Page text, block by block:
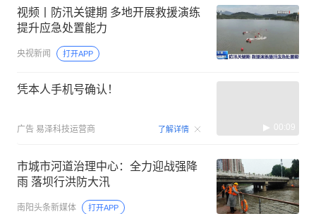
视频丨防汛关键期 多地开展救援演练
提升应急处置能力
央视新闻 打开APP
凭本人手机号确认！
广告 易泽科技运营商 了解详情 00:09
市城市河道治理中心：全力迎战强降
雨 落坝行洪防大汛
南阳头条新媒体 打开APP